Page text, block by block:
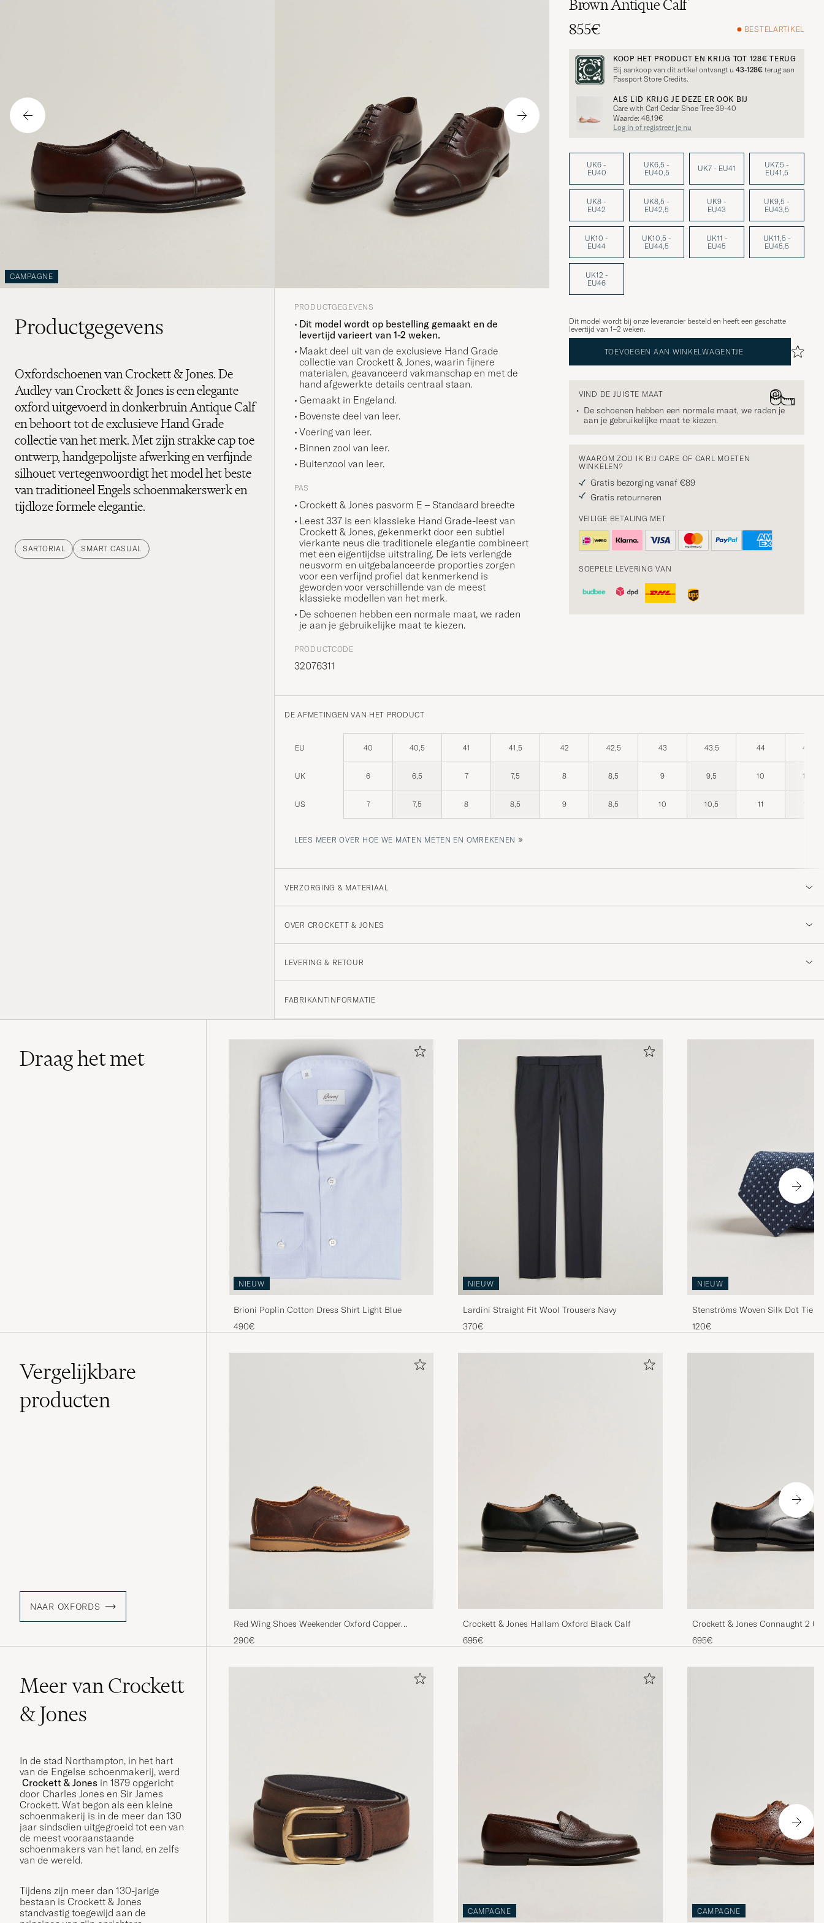
CAMPAGNE
Brown Antique Calf
855€
BESTELARTIKEL
KOOP HET PRODUCT EN KRIJG TOT 128€ TERUG
Bij aankoop van dit artikel ontvangt u 43-128€ terug aan
Passport Store Credits.
ALS LID KRIJG JE DEZE ER OOK BIJ
Care with Carl Cedar Shoe Tree 39-40
Waarde: 48,19€
Log in of registreer je nu
UK6 -
EU40
UK6,5 -
EU40,5
UK7 - EU41
UK7,5 -
EU41,5
UK8 -
EU42
UK8,5 -
EU42,5
UK9 -
EU43
UK9,5 -
EU43,5
UK10 -
EU44
UK10,5 -
EU44,5
UK11 -
EU45
UK11,5 -
EU45,5
UK12 -
EU46
Dit model wordt bij onze leverancier besteld en heeft een geschatte
levertijd van 1–2 weken.
TOEVOEGEN AAN WINKELWAGENTJE
VIND DE JUISTE MAAT
De schoenen hebben een normale maat, we raden je
aan je gebruikelijke maat te kiezen.
WAAROM ZOU IK BIJ CARE OF CARL MOETEN
WINKELEN?
Gratis bezorging vanaf €89
Gratis retourneren
VEILIGE BETALING MET
SOEPELE LEVERING VAN
Productgegevens
Oxfordschoenen van Crockett & Jones. De
Audley van Crockett & Jones is een elegante
oxford uitgevoerd in donkerbruin Antique Calf
en behoort tot de exclusieve Hand Grade
collectie van het merk. Met zijn strakke cap toe
ontwerp, handgepolijste afwerking en verfijnde
silhouet vertegenwoordigt het model het beste
van traditioneel Engels schoenmakerswerk en
tijdloze formele elegantie.
SARTORIAL SMART CASUAL
PRODUCTGEGEVENS
Dit model wordt op bestelling gemaakt en de
levertijd varieert van 1-2 weken.
Maakt deel uit van de exclusieve Hand Grade
collectie van Crockett & Jones, waarin fijnere
materialen, geavanceerd vakmanschap en met de
hand afgewerkte details centraal staan.
Gemaakt in Engeland.
Bovenste deel van leer.
Voering van leer.
Binnen zool van leer.
Buitenzool van leer.
PAS
Crockett & Jones pasvorm E – Standaard breedte
Leest 337 is een klassieke Hand Grade-leest van
Crockett & Jones, gekenmerkt door een subtiel
vierkante neus die traditionele elegantie combineert
met een eigentijdse uitstraling. De iets verlengde
neusvorm en uitgebalanceerde proporties zorgen
voor een verfijnd profiel dat kenmerkend is
geworden voor verschillende van de meest
klassieke modellen van het merk.
De schoenen hebben een normale maat, we raden
je aan je gebruikelijke maat te kiezen.
PRODUCTCODE
32076311
DE AFMETINGEN VAN HET PRODUCT
EU 40 40,5 41 41,5 42 42,5 43 43,5 44 44,5
UK 6 6,5 7 7,5 8 8,5 9 9,5 10 10,5
US 7 7,5 8 8,5 9 8,5 10 10,5 11 11,5
LEES MEER OVER HOE WE MATEN METEN EN OMREKENEN »
VERZORGING & MATERIAAL
OVER CROCKETT & JONES
LEVERING & RETOUR
FABRIKANTINFORMATIE
Draag het met
NIEUW
Brioni Poplin Cotton Dress Shirt Light Blue
490€
NIEUW
Lardini Straight Fit Wool Trousers Navy
370€
NIEUW
Stenströms Woven Silk Dot Tie
120€
Vergelijkbare
producten
NAAR OXFORDS
Red Wing Shoes Weekender Oxford Copper
Rough/Though Leather
290€
Crockett & Jones Hallam Oxford Black Calf
695€
Crockett & Jones Connaught 2
Calf
695€
Meer van Crockett
& Jones
In de stad Northampton, in het hart
van de Engelse schoenmakerij, werd
Crockett & Jones in 1879 opgericht
door Charles Jones en Sir James
Crockett. Wat begon als een kleine
schoenmakerij is in de meer dan 130
jaar sindsdien uitgegroeid tot een van
de meest vooraanstaande
schoenmakers van het land, en zelfs
van de wereld.
Tijdens zijn meer dan 130-jarige
bestaan is Crockett & Jones
standvastig toegewijd aan de
CAMPAGNE CAMPAGNE